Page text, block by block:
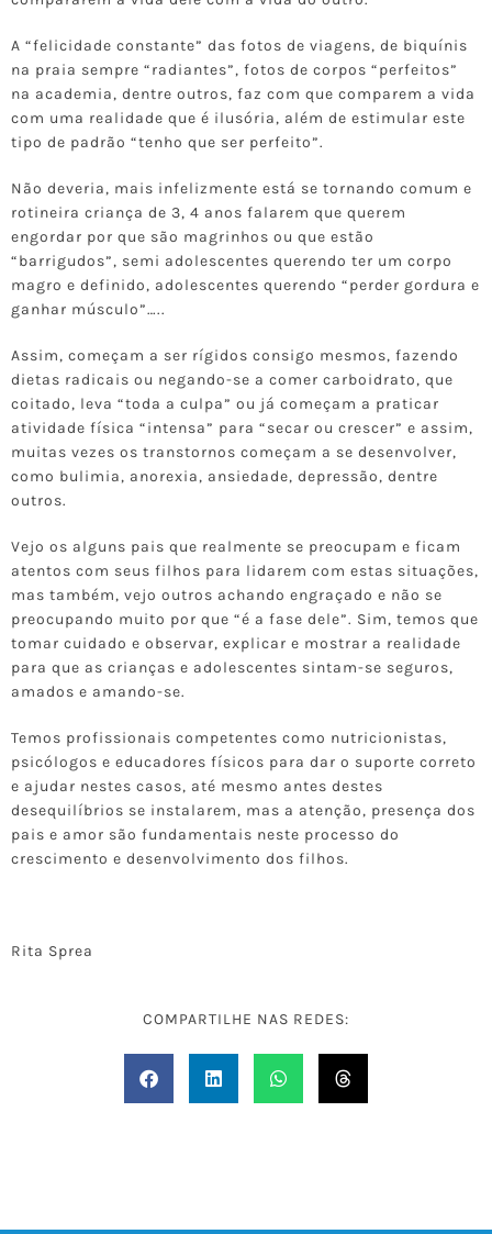
A “felicidade constante” das fotos de viagens, de biquínis
na praia sempre “radiantes”, fotos de corpos “perfeitos”
na academia, dentre outros, faz com que comparem a vida
com uma realidade que é ilusória, além de estimular este
tipo de padrão “tenho que ser perfeito”.
Não deveria, mais infelizmente está se tornando comum e
rotineira criança de 3, 4 anos falarem que querem
engordar por que são magrinhos ou que estão
“barrigudos”, semi adolescentes querendo ter um corpo
magro e definido, adolescentes querendo “perder gordura e
ganhar músculo”…..
Assim, começam a ser rígidos consigo mesmos, fazendo
dietas radicais ou negando-se a comer carboidrato, que
coitado, leva “toda a culpa” ou já começam a praticar
atividade física “intensa” para “secar ou crescer” e assim,
muitas vezes os transtornos começam a se desenvolver,
como bulimia, anorexia, ansiedade, depressão, dentre
outros.
Vejo os alguns pais que realmente se preocupam e ficam
atentos com seus filhos para lidarem com estas situações,
mas também, vejo outros achando engraçado e não se
preocupando muito por que “é a fase dele”. Sim, temos que
tomar cuidado e observar, explicar e mostrar a realidade
para que as crianças e adolescentes sintam-se seguros,
amados e amando-se.
Temos profissionais competentes como nutricionistas,
psicólogos e educadores físicos para dar o suporte correto
e ajudar nestes casos, até mesmo antes destes
desequilíbrios se instalarem, mas a atenção, presença dos
pais e amor são fundamentais neste processo do
crescimento e desenvolvimento dos filhos.
Rita Sprea
COMPARTILHE NAS REDES: